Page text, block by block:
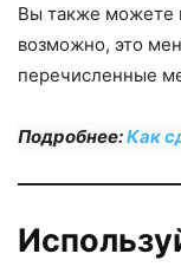
Вы также можете
возможно, это
перечисленные
Подробнее:Как